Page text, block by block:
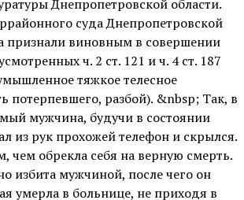
Днепропетровской области.
суда Днепропетровской
признали виновным в совершении
ч. 2 ст. 121 и ч. 4 ст. 187
тяжкое телесное
потерпевшего, разбой). &nbsp; Так, в
мужчина, будучи в состоянии
из рук прохожей телефон и скрылся.
чем обрекла себя на верную смерть.
избита мужчиной, после чего он
умерла в больнице, не приходя в